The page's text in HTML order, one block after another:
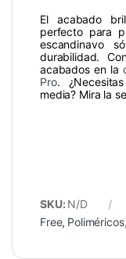
El acabado
perfecto para
escandinavo
durabilidad.
acabados en la
Pro.
media? Mira la
SKU: N/D
Free, Poliméricos